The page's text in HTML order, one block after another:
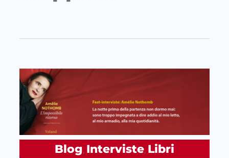
Blog, Interviste, Libri